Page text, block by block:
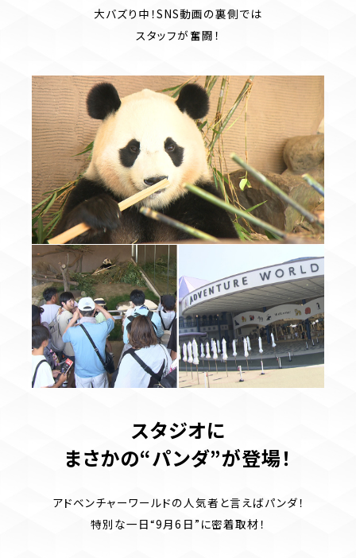
大バズり中！SNS動画の裏側では
スタッフが奮闘！
スタジオに
まさかの“パンダ”が登場！
アドベンチャーワールドの人気者と言えばパンダ！
特別な一日“9月6日”に密着取材！